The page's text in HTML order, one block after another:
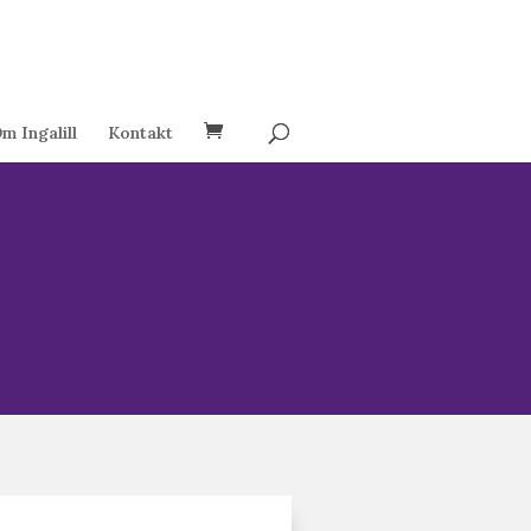
Ingalill Kontakt